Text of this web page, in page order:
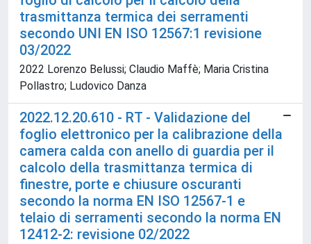
trasmittanza termica dei serramenti
secondo UNI EN ISO 12567:1 revisione
03/2022
2022 Lorenzo Belussi; Claudio Maffè; Maria Cristina
Pollastro; Ludovico Danza
2022.12.20.610 - RT - Validazione del
foglio elettronico per la calibrazione della
camera calda con anello di guardia per il
calcolo della trasmittanza termica di
finestre, porte e chiusure oscuranti
secondo la norma EN ISO 12567-1 e
telaio di serramenti secondo la norma EN
12412-2: revisione 02/2022